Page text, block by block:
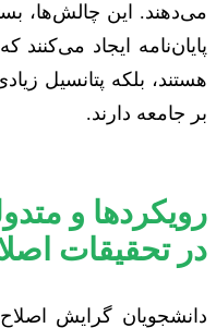
می‌دهند. این چالش‌ها،
پایان‌نامه ایجاد می‌کنند
هستند، بلکه پتانسیل
بر جامعه دارند.
رویکردها و
در تحقیقات
دانشجویان گرایش اصلاح